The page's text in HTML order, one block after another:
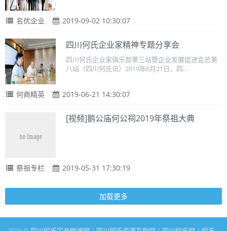
名优企业 2019-09-02 10:30:07
四川何氏企业家精神专题分享会
四川何氏企业家俱乐部第三站暨企业发展促进会总第
八站（四川何氏讯）2019年6月21日，四...
何商精英 2019-06-21 14:30:07
[视频]鹅公庙何公祠2019年祭祖大典
祭祖专栏 2019-05-31 17:30:19
加载更多